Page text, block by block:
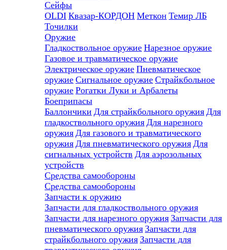
Сейфы
OLDI Квазар-КОРДОН Меткон Темир ЛБ
Точилки
Оружие
Гладкоствольное оружие Нарезное оружие
Газовое и травматическое оружие
Электрическое оружие Пневматическое
оружие Сигнальное оружие Страйкбольное
оружие Рогатки Луки и Арбалеты
Боеприпасы
Баллончики Для страйкбольного оружия Для
гладкоствольного оружия Для нарезного
оружия Для газового и травматического
оружия Для пневматического оружия Для
сигнальных устройств Для аэрозольных
устройств
Средства самообороны
Средства самообороны
Запчасти к оружию
Запчасти для гладкоствольного оружия
Запчасти для нарезного оружия Запчасти для
пневматического оружия Запчасти для
страйкбольного оружия Запчасти для